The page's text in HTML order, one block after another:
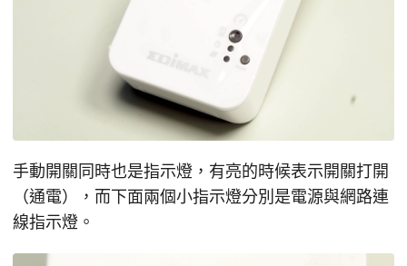
手動開關同時也是指示燈，有亮的時候表示開關打開
（通電），而下面兩個小指示燈分別是電源與網路連
線指示燈。